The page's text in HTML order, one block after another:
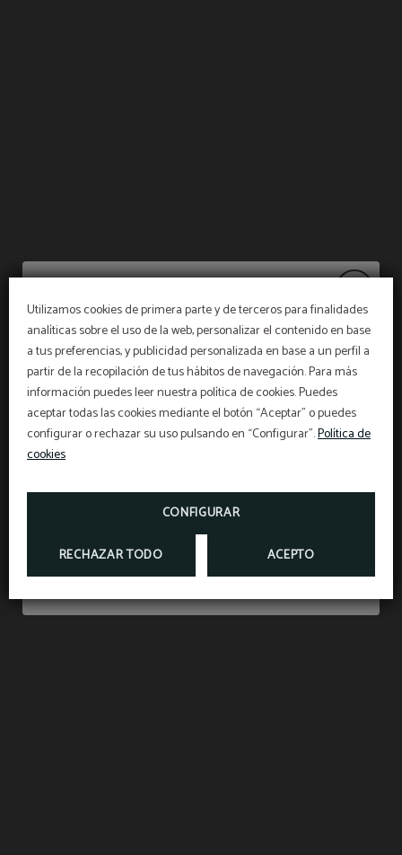
Utilizamos cookies de primera parte y de terceros para finalidades
analíticas sobre el uso de la web, personalizar el contenido en base
a tus preferencias, y publicidad personalizada en base a un perfil a
partir de la recopilación de tus hábitos de navegación. Para más
información puedes leer nuestra política de cookies. Puedes
aceptar todas las cookies mediante el botón “Aceptar” o puedes
configurar o rechazar su uso pulsando en “Configurar”.Política de
cookies
CONFIGURAR
RECHAZAR TODO ACEPTO
Aviso
El restaurante permanecerácerrado del 27 de
julio al 31 de agosto, ambos inclusive
habitual de 07:00h a 10:30h y fines de semana
de 07:30h a 11:00h
PET FRIENDLY
ADMITIMOS ANIMALES DE MÁXIMO 15 KILOS Y
CON UN SUPLEMENTO DE 15 € POR NOCHE
(IVA INCLUÍDO).
No te lo pierdas
*Según la nueva ley de protección animal, en el
15€